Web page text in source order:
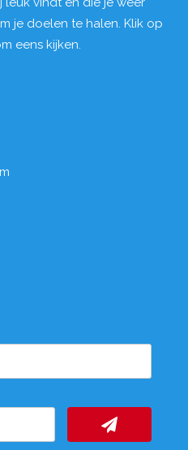
je doelen te halen. Klik op
eens kijken.